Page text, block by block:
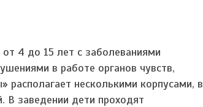
4 до 15 лет с заболеваниями
в работе органов чувств,
несколькими корпусами, в
В заведении дети проходят